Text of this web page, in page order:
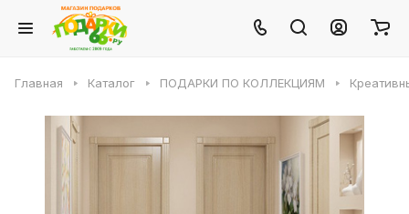
Главная Каталог ПОДАРКИ ПО КОЛЛЕКЦИЯМ